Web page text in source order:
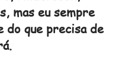
mas eu sempre
do que precisa de